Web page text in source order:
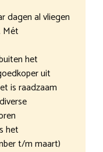
dagen al vliegen
Mét
het
uit
is raadzaam
het
t/m maart)